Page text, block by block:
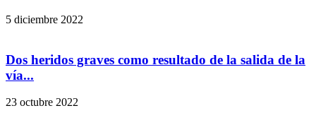
5 diciembre 2022
Dos heridos graves como resultado de la salida de la
vía...
23 octubre 2022